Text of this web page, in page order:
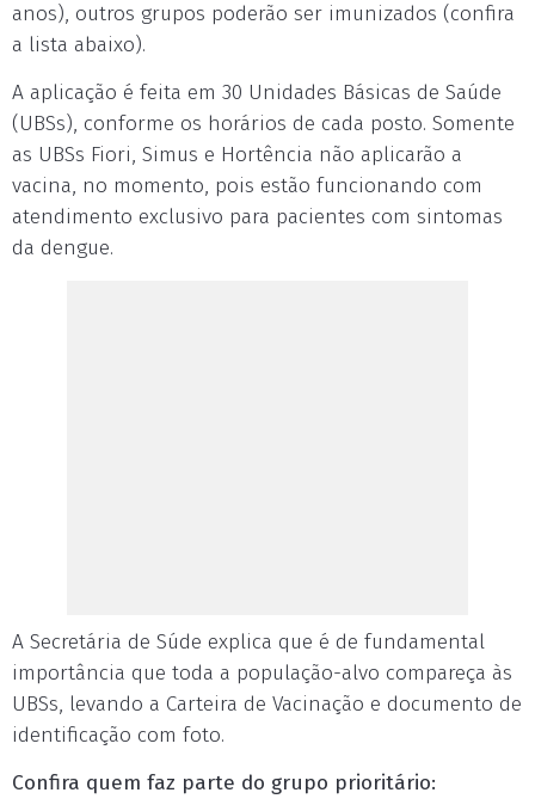
anos), outros grupos poderão ser imunizados (confira
a lista abaixo).
A aplicação é feita em 30 Unidades Básicas de Saúde
(UBSs), conforme os horários de cada posto. Somente
as UBSs Fiori, Simus e Hortência não aplicarão a
vacina, no momento, pois estão funcionando com
atendimento exclusivo para pacientes com sintomas
da dengue.
A Secretária de Súde explica que é de fundamental
importância que toda a população-alvo compareça às
UBSs, levando a Carteira de Vacinação e documento de
identificação com foto.
Confira quem faz parte do grupo prioritário: